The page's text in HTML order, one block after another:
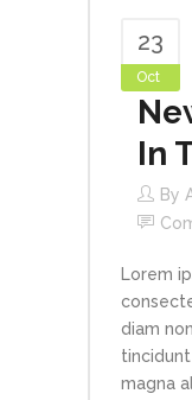
23
Oct
In
By
Lorem
diam
magna